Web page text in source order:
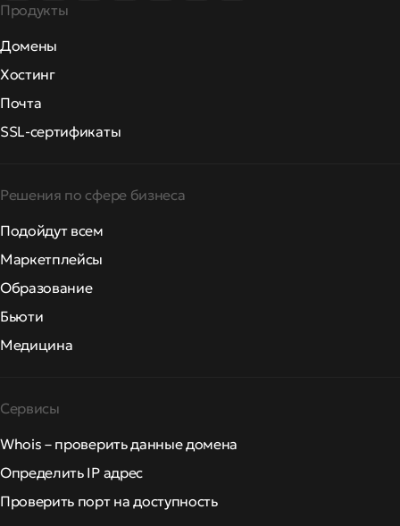
Продукты
Домены
Хостинг
Почта
SSL-сертификаты
Решения по сфере бизнеса
Подойдут всем
Маркетплейсы
Образование
Бьюти
Медицина
Сервисы
Whois – проверить данные домена
Определить IP адрес
Проверить порт на доступность